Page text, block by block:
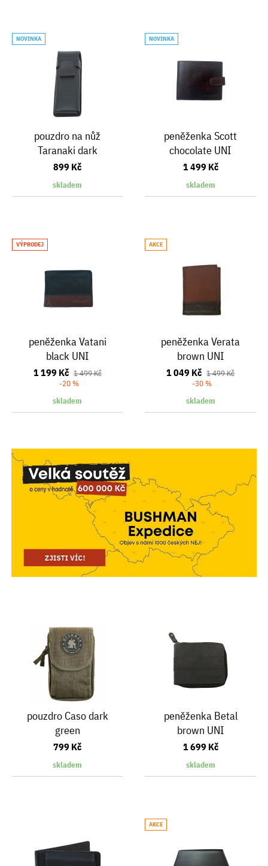
NOVINKA
pouzdro na nůž
Taranaki dark
brown UNI
899 Kč
skladem
NOVINKA
peněženka Scott
chocolate UNI
1 499 Kč
skladem
VÝPRODEJ
peněženka Vatani
black UNI
1 199 Kč 1 499 Kč
-20 %
skladem
AKCE
peněženka Verata
brown UNI
1 049 Kč 1 499 Kč
-30 %
skladem
pouzdro Caso dark
green
799 Kč
skladem
peněženka Betal
brown UNI
1 699 Kč
skladem
AKCE